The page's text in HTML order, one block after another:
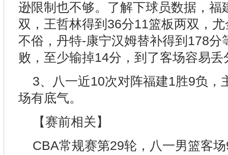
逊限制也不够。了解下球员数据，福
双，王哲林得到36分11篮板两双，
不俗，丹特-康宁汉姆替补得到178分
败，至少输掉14分，到了客场容易丢
3、八一近10次对阵福建1胜9负，
场有底气。
【赛前相关】
CBA常规赛第29轮，八一男篮客